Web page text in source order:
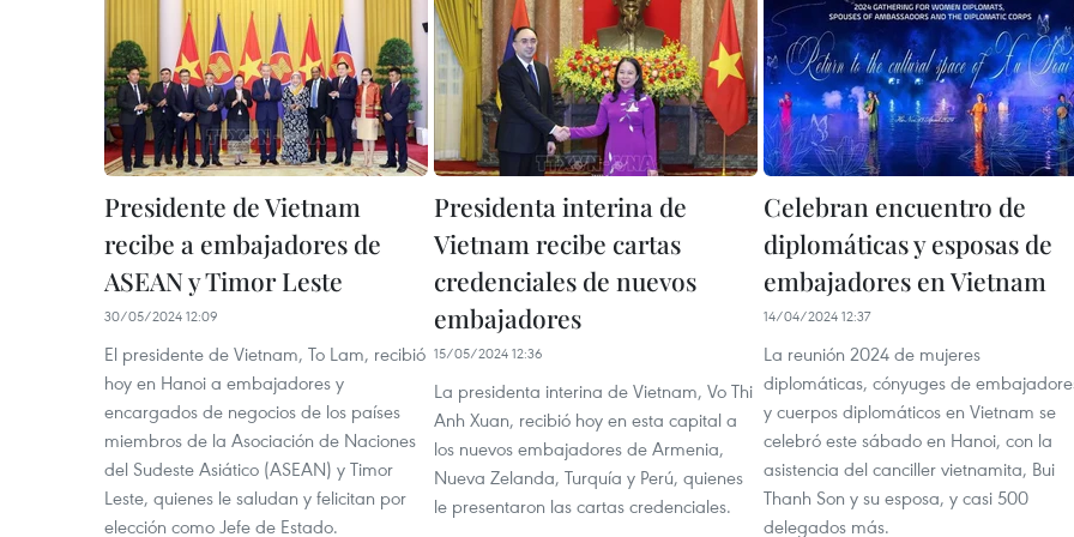
Presidente de Vietnam
recibe a embajadores de
ASEAN y Timor Leste
30/05/2024 12:09
El presidente de Vietnam, To Lam, recibió
hoy en Hanoi a embajadores y
encargados de negocios de los países
miembros de la Asociación de Naciones
del Sudeste Asiático (ASEAN) y Timor
Leste, quienes le saludan y felicitan por
elección como Jefe de Estado.
Presidenta interina de
Vietnam recibe cartas
credenciales de nuevos
embajadores
15/05/2024 12:36
La presidenta interina de Vietnam, Vo Thi
Anh Xuan, recibió hoy en esta capital a
los nuevos embajadores de Armenia,
Nueva Zelanda, Turquía y Perú, quienes
le presentaron las cartas credenciales.
Celebran encuentro de
diplomáticas y esposas de
embajadores en Vietnam
14/04/2024 12:37
La reunión 2024 de mujeres
diplomáticas, cónyuges de
y cuerpos diplomáticos en Vietnam se
celebró este sábado en Hanoi, con la
asistencia del canciller vietnamita, Bui
Thanh Son y su esposa, y casi 500
delegados más.